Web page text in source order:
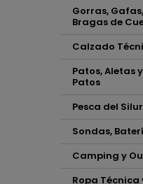
Gorras,
Bragas de
Calzado
Patos, Aletas
Patos
Pesca del
Sondas,
Camping y
Ropa